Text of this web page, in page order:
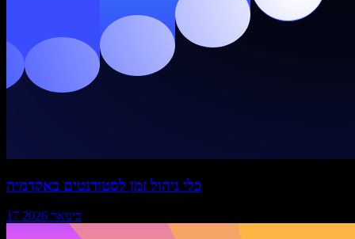
כלי ניהול זמן לסטודנטים באקדמיה
17 בינואר 2026